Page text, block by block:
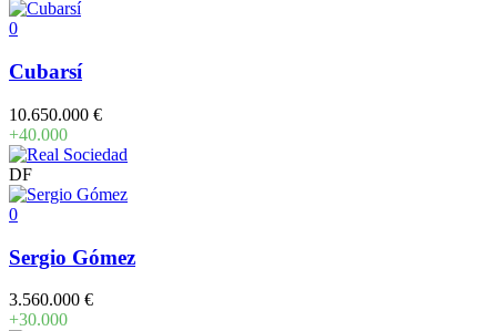
0
Cubarsí
10.650.000 €
+40.000
DF
0
Sergio Gómez
3.560.000 €
+30.000